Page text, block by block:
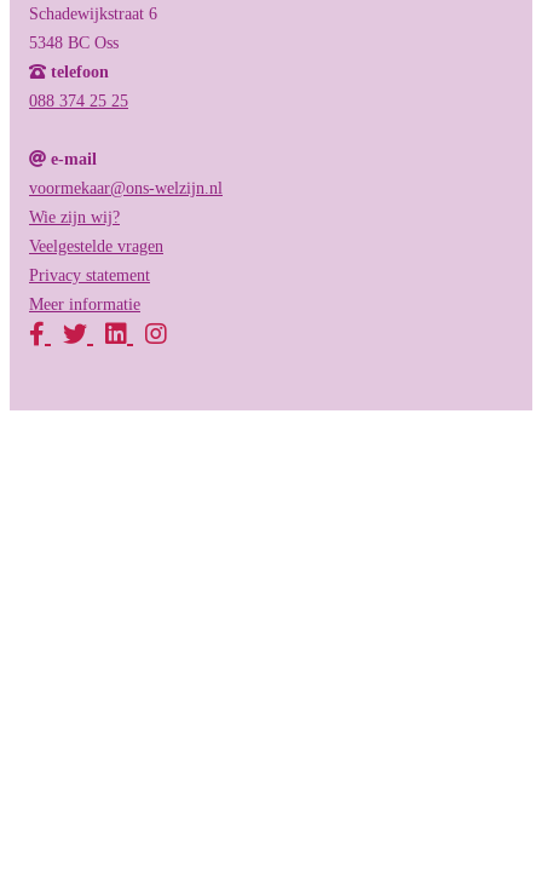
Schadewijkstraat 6
5348 BC Oss
telefoon
088 374 25 25
e-mail
voormekaar@ons-welzijn.nl
Wie zijn wij?
Veelgestelde vragen
Privacy statement
Meer informatie